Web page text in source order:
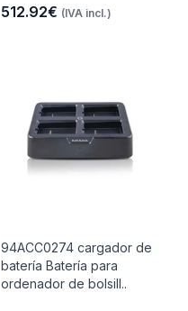
512.92€ (IVA incl.)
94ACC0274 cargador de
batería Batería para
ordenador de bolsill..